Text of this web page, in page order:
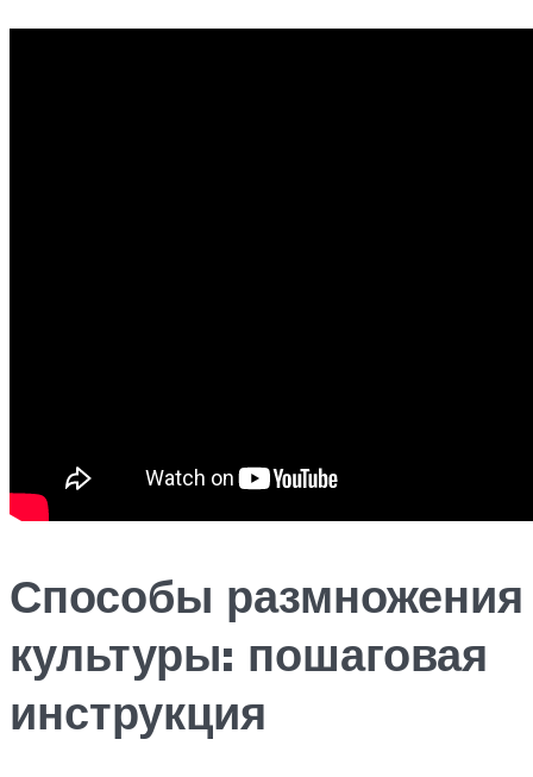
Способы размножения
культуры: пошаговая
инструкция